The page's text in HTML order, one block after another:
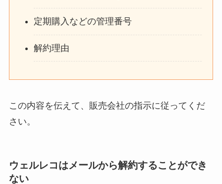
定期購入などの管理番号
解約理由
この内容を伝えて、販売会社の指示に従ってくだ
さい。
ウェルレコはメールから解約することができ
ない